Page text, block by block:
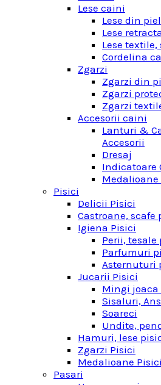
Lese caini
Lese din
Lese
Lese textile,
Cordelina
Zgarzi
Zgarzi din
Zgarzi
Zgarzi
Accesorii caini
Lanturi &
Accesorii
Dresaj
Indicatoare
Medalioane
Pisici
Delicii Pisici
Castroane, scafe
Igiena Pisici
Perii, tesale
Parfumuri
Asternuturi
Jucarii Pisici
Mingi joaca
Sisaluri,
Soareci
Undite,
Hamuri, lese
Zgarzi Pisici
Medalioane Pisici
Pasari